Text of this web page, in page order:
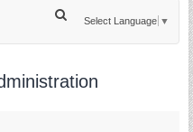
Select Language ▼
h